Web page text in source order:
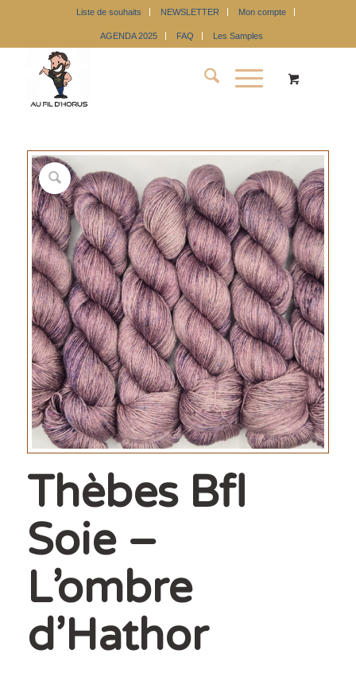
Liste de souhaits NEWSLETTER Mon compte
AGENDA 2025 FAQ Les Samples
Thèbes Bfl
Soie –
L’ombre
d’Hathor